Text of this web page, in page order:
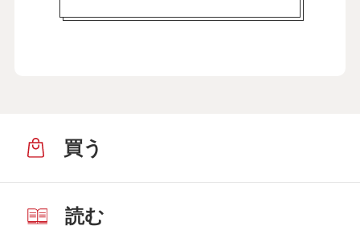
買う
読む